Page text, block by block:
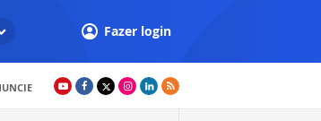
Fazer login